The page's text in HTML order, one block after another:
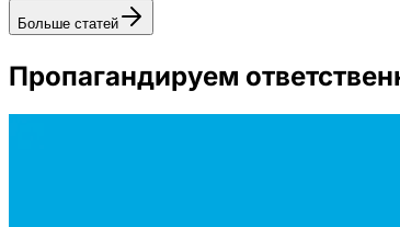
Больше статей
Пропагандируем